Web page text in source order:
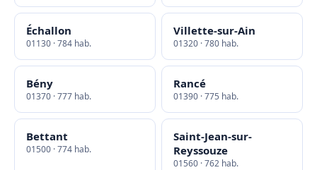
Échallon
01130 · 784 hab.
Villette-sur-Ain
01320 · 780 hab.
Bény
01370 · 777 hab.
Rancé
01390 · 775 hab.
Bettant
01500 · 774 hab.
Saint-Jean-sur-
Reyssouze
01560 · 762 hab.